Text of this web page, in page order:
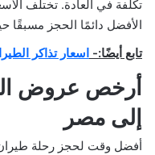
تكلفة في العادة. تختلف
الأفضل دائمًا الحجز مسبقًا
تابع أيضًا:- اسعار تذاكر
أرخص عروض
إلى مصر
أفضل وقت لحجز رحلة